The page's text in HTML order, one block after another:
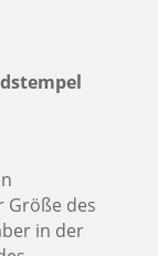
Größe des
in der